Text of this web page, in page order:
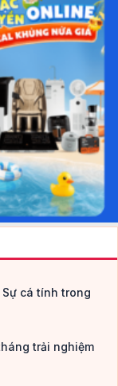
cá tính trong
trải nghiệm